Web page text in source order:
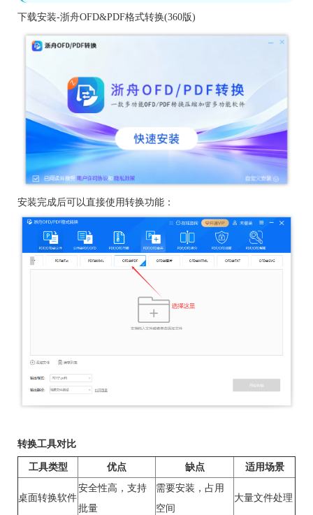
下载安装-浙舟OFD&PDF格式转换(360版)
安装完成后可以直接使用转换功能：
转换工具对比
工具类型 优点 缺点 适用场景
桌面转换软件
安全性高，支持
批量
需要安装，占用
空间
大量文件处理